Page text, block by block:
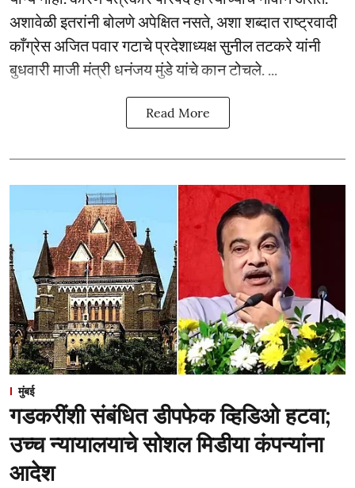
अशावेळी इतरांनी बोलणे अपेक्षित नसते, अशा शब्दात राष्ट्रवादी
काँग्रेस अजित पवार गटाचे प्रदेशाध्यक्ष सुनील तटकरे यांनी
बुधवारी माजी मंत्री धनंजय मुंडे यांचे कान टोचले. ...
Read More
मुंबई
गडकरींशी संबंधित डीपफेक व्हिडिओ हटवा;
उच्च न्यायालयाचे सोशल मिडीया कंपन्यांना
आदेश